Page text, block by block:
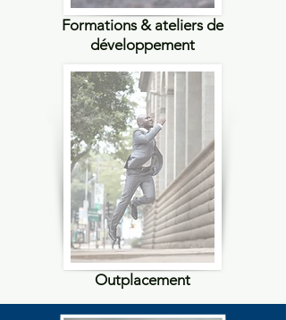
Formations & ateliers de
développement
Outplacement